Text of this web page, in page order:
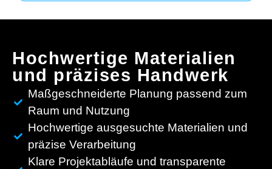
Hochwertige Materialien
und präzises Handwerk
Maßgeschneiderte Planung passend zum
Raum und Nutzung
Hochwertige ausgesuchte Materialien und
präzise Verarbeitung
Klare Projektabläufe und transparente